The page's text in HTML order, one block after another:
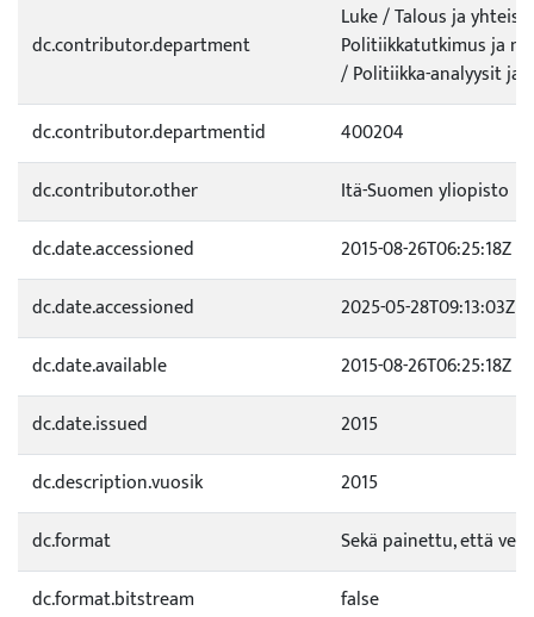
dc.contributor.department
Luke / Talous ja
Politiikkatutkimus ja
/ Politiikka-analyysit ja
dc.contributor.departmentid
400204
dc.contributor.other
Itä-Suomen yliopisto
dc.date.accessioned
2015-08-26T06:25:18Z
dc.date.accessioned
2025-05-28T09:13:03Z
dc.date.available
2015-08-26T06:25:18Z
dc.date.issued
2015
dc.description.vuosik
2015
dc.format
Sekä painettu, että
dc.format.bitstream
false